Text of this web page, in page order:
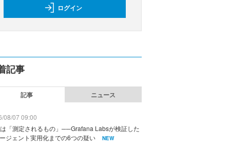
ログイン
記事
記事 ニュース
08/07 09:00
「測定されるもの」──Grafana Labsが検証した
ジェント実用化までの6つの疑い
NEW